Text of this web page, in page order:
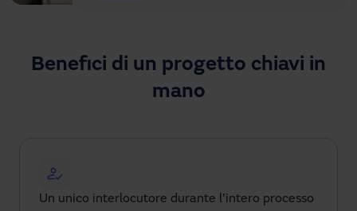
Benefici di un progetto chiavi in
mano
Un unico interlocutore durante l'intero processo